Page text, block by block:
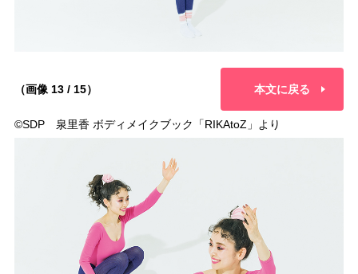
（画像 13 / 15） 本文に戻る
©︎SDP 泉里香 ボディメイクブック「RIKAtoZ」より